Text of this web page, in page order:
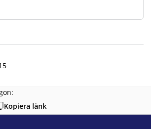
Kopiera länk